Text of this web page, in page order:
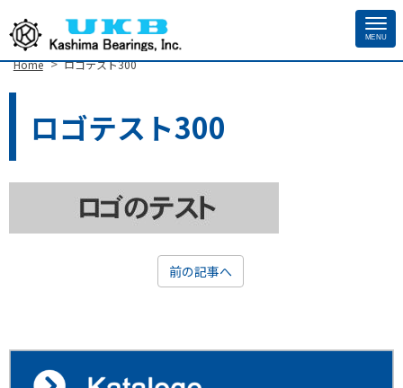
MENU
Home > ロゴテスト300
ロゴテスト300
前の記事へ
Site
Footer